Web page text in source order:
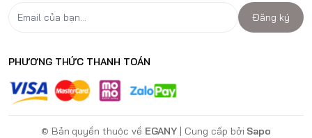
Đăng ký
PHƯƠNG THỨC THANH TOÁN
© Bản quyền thuộc về EGANY | Cung cấp bởi Sapo